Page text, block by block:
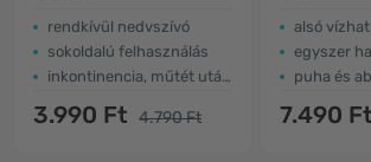
rendkívül nedvszívó
sokoldalú felhasználás
inkontinencia, műtét utáni ellátás stb. esetén
3.990 Ft 4.790 Ft
alsó
egyszer
puha és
7.490 Ft